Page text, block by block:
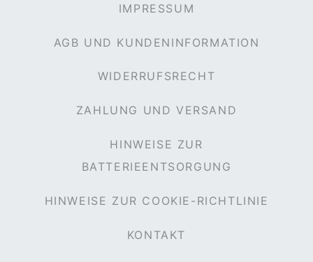
IMPRESSUM
AGB UND KUNDENINFORMATION
WIDERRUFSRECHT
ZAHLUNG UND VERSAND
HINWEISE ZUR
BATTERIEENTSORGUNG
HINWEISE ZUR COOKIE-RICHTLINIE
KONTAKT